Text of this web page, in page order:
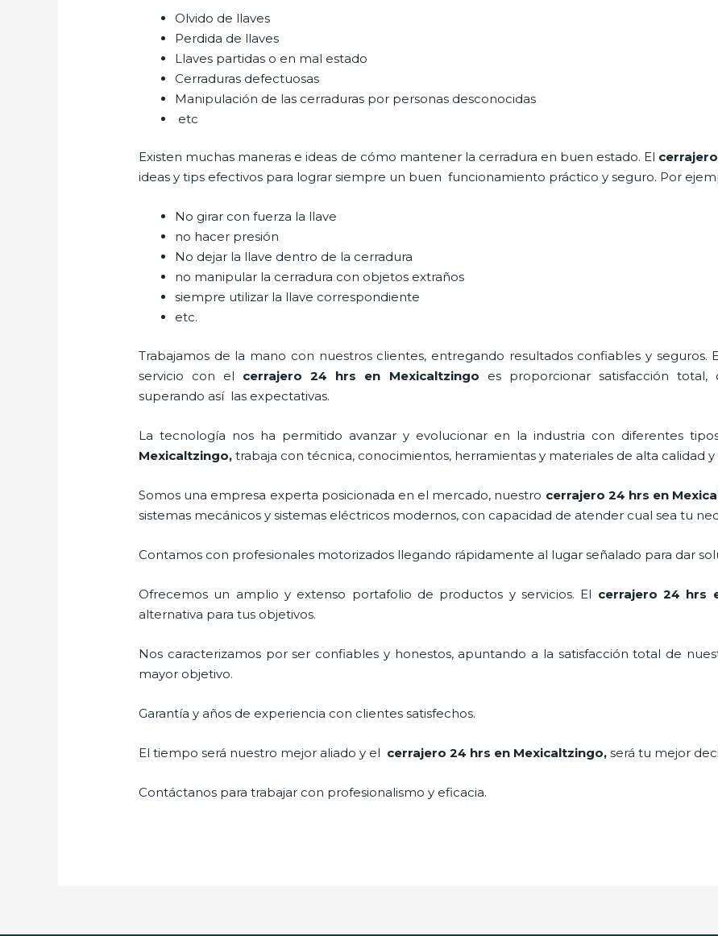
Olvido de llaves
Perdida de llaves
Llaves partidas o en mal estado
Cerraduras defectuosas
Manipulación de las cerraduras por personas desconocidas
etc
Existen muchas maneras e ideas de cómo mantener la cerradura en buen estado. El
ideas y tips efectivos para lograr siempre un buen funcionamiento práctico y seguro. Por
No girar con fuerza la llave
no hacer presión
No dejar la llave dentro de la cerradura
no manipular la cerradura con objetos extraños
siempre utilizar la llave correspondiente
etc.
Trabajamos de la mano con nuestros clientes, entregando resultados confiables y
servicio con el cerrajero 24 hrs en Mexicaltzingo es proporcionar satisfacción total,
superando así las expectativas.
La tecnología nos ha permitido avanzar y evolucionar en la industria con diferentes
Mexicaltzingo,trabaja con técnica, conocimientos, herramientas y materiales de alta calidad y
Somos una empresa experta posicionada en el mercado, nuestro cerrajero 24 hrs en
sistemas mecánicos y sistemas eléctricos modernos, con capacidad de atender cual sea tu
Contamos con profesionales motorizados llegando rápidamente al lugar señalado para dar
Ofrecemos un amplio y extenso portafolio de productos y servicios. El cerrajero 24 hrs
alternativa para tus objetivos.
Nos caracterizamos por ser confiables y honestos, apuntando a la satisfacción total de
mayor objetivo.
Garantía y años de experiencia con clientes satisfechos.
El tiempo será nuestro mejor aliado y el cerrajero 24 hrs en Mexicaltzingo,será tu mejor
Contáctanos para trabajar con profesionalismo y eficacia.